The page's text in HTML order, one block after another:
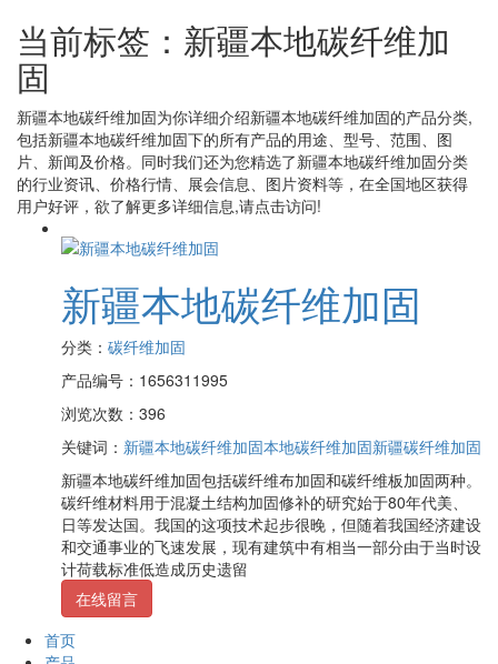
当前标签： 新疆本地碳纤维加
固
新疆本地碳纤维加固为你详细介绍新疆本地碳纤维加固的产品分类,
包括新疆本地碳纤维加固下的所有产品的用途、型号、范围、图
片、新闻及价格。同时我们还为您精选了新疆本地碳纤维加固分类
的行业资讯、价格行情、展会信息、图片资料等，在全国地区获得
用户好评，欲了解更多详细信息,请点击访问!
新疆本地碳纤维加固
分类： 碳纤维加固
产品编号：1656311995
浏览次数：396
关键词： 新疆本地碳纤维加固本地碳纤维加固新疆碳纤维加固
新疆本地碳纤维加固包括碳纤维布加固和碳纤维板加固两种。
碳纤维材料用于混凝土结构加固修补的研究始于80年代美、
日等发达国。我国的这项技术起步很晚，但随着我国经济建设
和交通事业的飞速发展，现有建筑中有相当一部分由于当时设
计荷载标准低造成历史遗留
在线留言
首页